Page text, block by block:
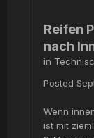
Reifen
nach
in
Posted
Wenn
ist mit